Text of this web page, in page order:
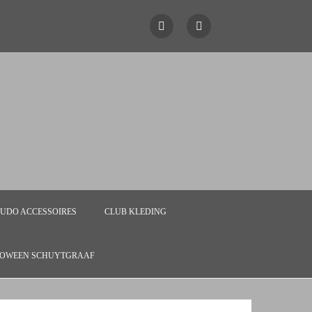
ACCESSOIRES CLUB KLEDING
SCHUYTGRAAF